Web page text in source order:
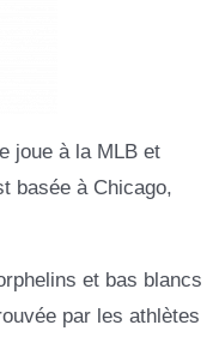
joue à la MLB et
basée à Chicago,
et bas blancs
par les athlètes